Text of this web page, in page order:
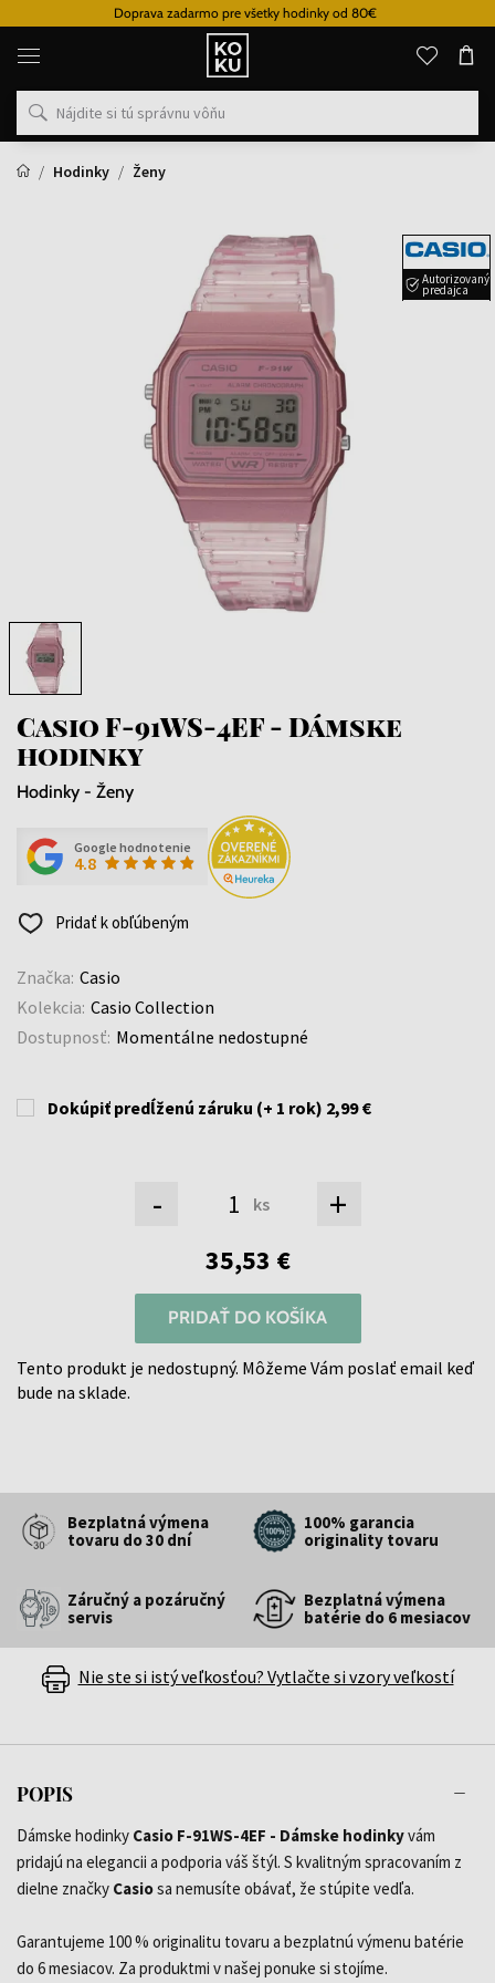
Doprava zadarmo pre všetky hodinky od 80€
Originálne
parfémy
hodinky
na
mieste
Hodinky
Ženy
Autorizovaný
predajca
Casio F-91WS-4EF - Dámske
hodinky
Hodinky - Ženy
Google hodnotenie
4.8
Pridať k obľúbeným
Značka: Casio
Kolekcia: Casio Collection
Dostupnosť: Momentálne nedostupné
Dokúpiť predĺženú záruku (+ 1 rok) 2,99 €
- ks +
35,53 €
PRIDAŤ DO KOŠÍKA
Tento produkt je nedostupný. Môžeme Vám poslať email keď
bude na sklade.
Bezplatná výmena
tovaru do 30 dní
100% garancia
originality tovaru
Záručný a pozáručný
servis
Bezplatná výmena
batérie do 6 mesiacov
Nie ste si istý veľkosťou? Vytlačte si vzory veľkostí
POPIS
Dámske hodinky Casio F-91WS-4EF - Dámske hodinkyvám
pridajú na elegancii a podporia váš štýl. S kvalitným spracovaním z
dielne značky Casiosa nemusíte obávať, že stúpite vedľa.
Garantujeme 100 % originalitu tovaru a bezplatnú výmenu batérie
do 6 mesiacov. Za produktmi v našej ponuke si stojíme.